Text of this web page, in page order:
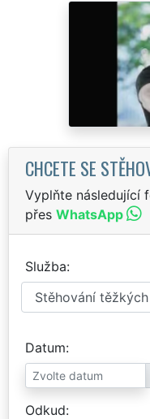
CHCETE SE
Vyplňte následující
přes WhatsApp
Služba
Datum
Odkud